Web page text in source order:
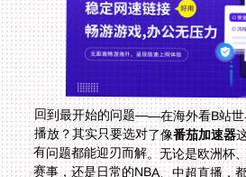
回到最开始的问题——在海外看B站世
播放？其实只要选对了像番茄加速器有
赛
制